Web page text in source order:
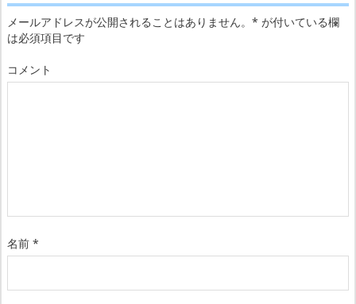
メールアドレスが公開されることはありません。 * が付いている欄
は必須項目です
コメント
名前 *